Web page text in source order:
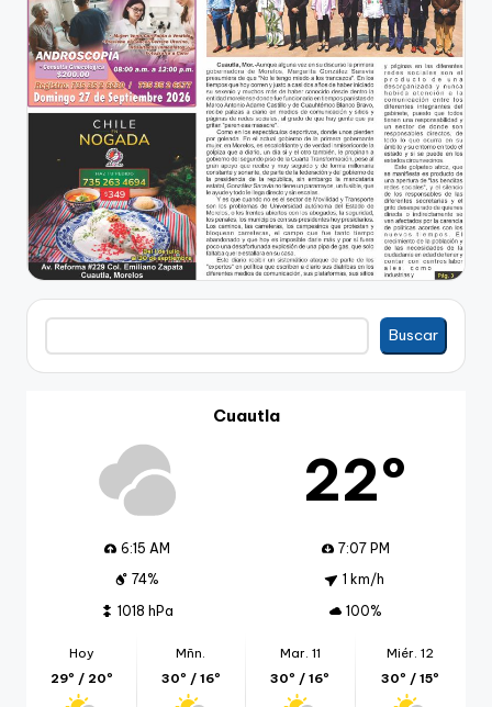
Buscar
Buscar
Cuautla
22º
6:15 AM
7:07 PM
74%
1 km/h
1018 hPa
100%
Hoy
29º / 20º
Mñn.
30º / 16º
Mar. 11
30º / 16º
Miér. 12
30º / 15º